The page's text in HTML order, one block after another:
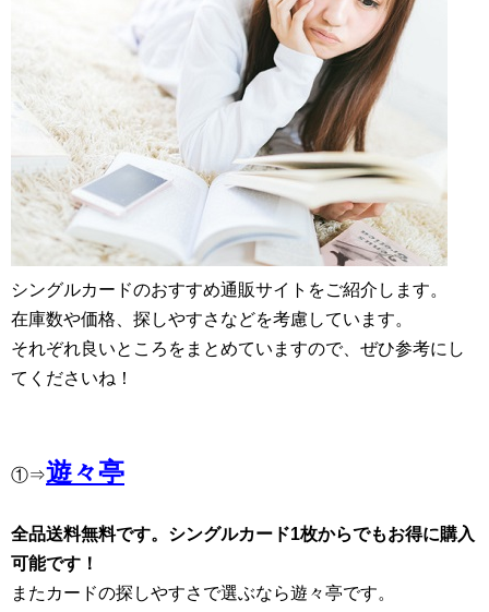
シングルカードのおすすめ通販サイトをご紹介します。
在庫数や価格、探しやすさなどを考慮しています。
それぞれ良いところをまとめていますので、ぜひ参考にし
てくださいね！
①⇒遊々亭
全品送料無料です。シングルカード1枚からでもお得に購入
可能です！
またカードの探しやすさで選ぶなら遊々亭です。